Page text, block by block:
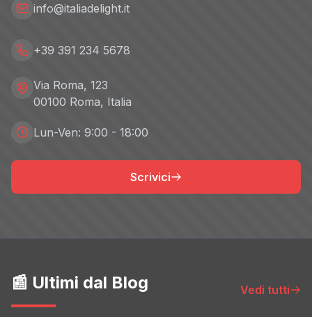
info@italiadelight.it
+39 391 234 5678
Via Roma, 123
00100 Roma, Italia
Lun-Ven: 9:00 - 18:00
Scrivici
📰 Ultimi dal Blog Vedi tutti